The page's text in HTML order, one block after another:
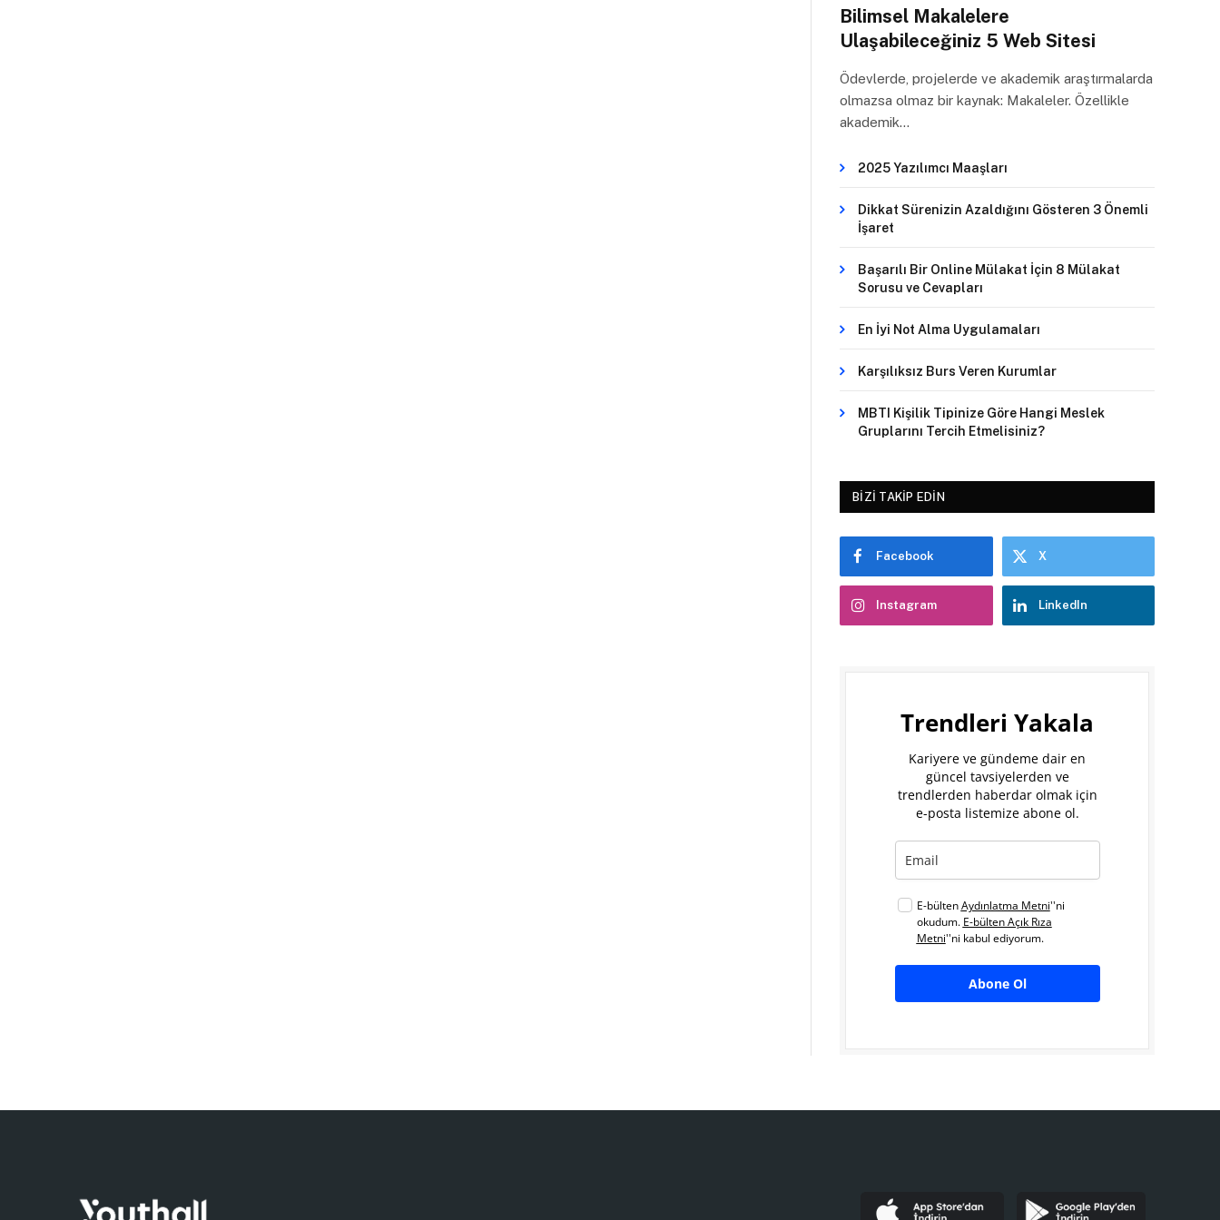
Bilimsel Makalelere
Ulaşabileceğiniz 5 Web Sitesi
Ödevlerde, projelerde ve akademik araştırmalarda
olmazsa olmaz bir kaynak: Makaleler. Özellikle
akademik…
2025 Yazılımcı Maaşları
Dikkat Sürenizin Azaldığını Gösteren 3 Önemli
İşaret
Başarılı Bir Online Mülakat İçin 8 Mülakat
Sorusu ve Cevapları
En İyi Not Alma Uygulamaları
Karşılıksız Burs Veren Kurumlar
MBTI Kişilik Tipinize Göre Hangi Meslek
Gruplarını Tercih Etmelisiniz?
BIZI TAKIP EDIN
Facebook X
Instagram LinkedIn
Trendleri Yakala
Kariyere ve gündeme dair en
güncel tavsiyelerden ve
trendlerden haberdar olmak için
e-posta listemize abone ol.
E-bültenAydınlatma Metni''ni
okudum. E-bülten Açık Rıza
Metni''ni kabul ediyorum.
Abone Ol